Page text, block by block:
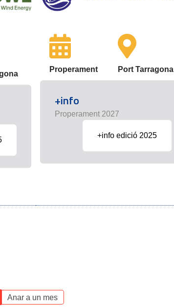
Properament Port Tarragona
+info
Properament 2027
+info edició 2025
Anar a un mes